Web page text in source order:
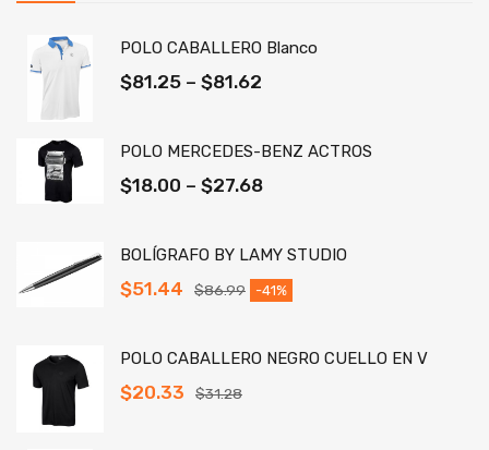
POLO CABALLERO Blanco
$81.25 – $81.62
POLO MERCEDES-BENZ ACTROS
$18.00 – $27.68
BOLÍGRAFO BY LAMY STUDIO
$86.99
$51.44 -41%
POLO CABALLERO NEGRO CUELLO EN V
$31.28
$20.33